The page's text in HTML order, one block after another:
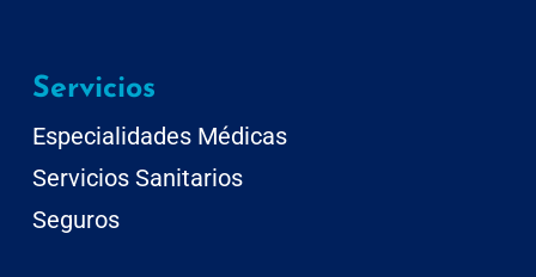
Servicios
Especialidades Médicas
Servicios Sanitarios
Seguros